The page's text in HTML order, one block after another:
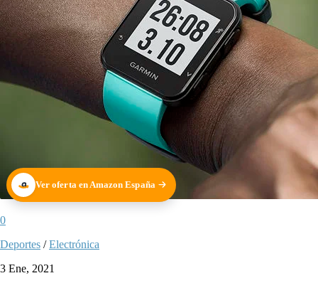
Ver oferta en Amazon España
0
Deportes /Electrónica
3 Ene, 2021